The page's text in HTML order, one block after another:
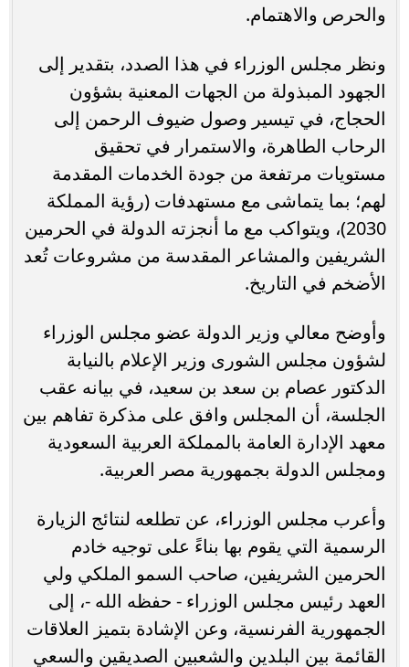
والحرص والاهتمام.
ونظر مجلس الوزراء في هذا الصدد، بتقدير إلى
الجهود المبذولة من الجهات المعنية بشؤون
الحجاج، في تيسير وصول ضيوف الرحمن إلى
الرحاب الطاهرة، والاستمرار في تحقيق
مستويات مرتفعة من جودة الخدمات المقدمة
لهم؛ بما يتماشى مع مستهدفات (رؤية المملكة
2030)، ويتواكب مع ما أنجزته الدولة في الحرمين
الشريفين والمشاعر المقدسة من مشروعات تُعد
الأضخم في التاريخ.
وأوضح معالي وزير الدولة عضو مجلس الوزراء
لشؤون مجلس الشورى وزير الإعلام بالنيابة
الدكتور عصام بن سعد بن سعيد، في بيانه عقب
الجلسة، أن المجلس وافق على مذكرة تفاهم بين
معهد الإدارة العامة بالمملكة العربية السعودية
ومجلس الدولة بجمهورية مصر العربية.
وأعرب مجلس الوزراء، عن تطلعه لنتائج الزيارة
الرسمية التي يقوم بها بناءً على توجيه خادم
الحرمين الشريفين، صاحب السمو الملكي ولي
العهد رئيس مجلس الوزراء - حفظه الله -، إلى
الجمهورية الفرنسية، وعن الإشادة بتميز العلاقات
القائمة بين البلدين والشعبين الصديقين والسعي